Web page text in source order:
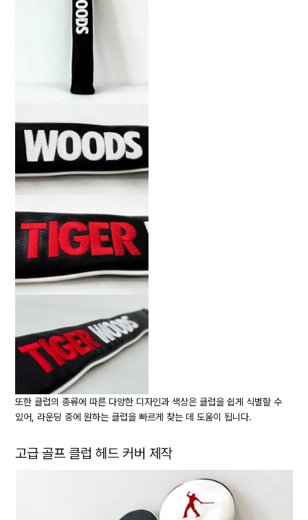
또한 클럽의 종류에 따른 다양한 디자인과 색상은 클럽을 쉽게 식별할 수
있어, 라운딩 중에 원하는 클럽을 빠르게 찾는 데 도움이 됩니다.
고급 골프 클럽 헤드 커버 제작